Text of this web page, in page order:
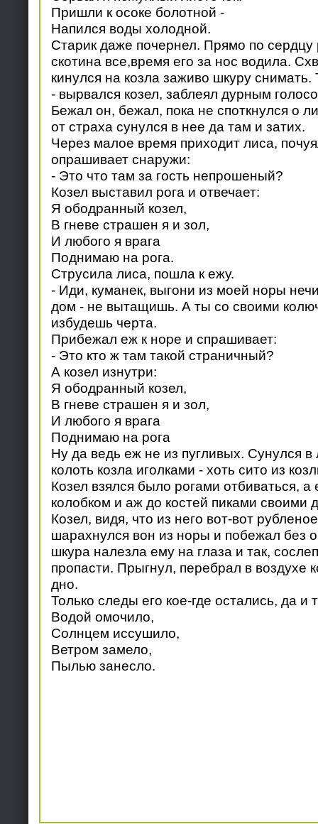
Пришли к осоке болотной -
Напился воды холодной.
Старик даже почернел. Прямо по сердцу
скотина все,время его за нос водила.
кинулся на козла заживо шкуру снимать.
- вырвался козел, заблеял дурным
Бежал он, бежал, пока не споткнулся о
от страха сунулся в нее да там и затих.
Через малое время приходит лиса,
опрашивает снаружи:
- Это что там за гость непрошеный?
Козел выставил рога и отвечает:
Я ободранный козел,
В гневе страшен я и зол,
И любого я врага
Поднимаю на рога.
Струсила лиса, пошла к ежу.
- Иди, куманек, выгони из моей норы
дом - не вытащишь. А ты со своими
избудешь черта.
Прибежал еж к норе и спрашивает:
- Это кто ж там такой страничный?
А козел изнутри:
Я ободранный козел,
В гневе страшен я и зол,
И любого я врага
Поднимаю на рога
Ну да ведь еж не из пугливых. Сунулся в
колоть козла иголками - хоть сито из
Козел взялся было рогами отбиваться, а
колобком и аж до костей пиками своими
Козел, видя, что из него вот-вот
шарахнулся вон из норы и побежал без
шкура налезла ему на глаза и так,
пропасти. Прыгнул, перебрал в воздухе
дно.
Только следы его кое-где остались, да и
Водой омочило,
Солнцем иссушило,
Ветром замело,
Пылью занесло.